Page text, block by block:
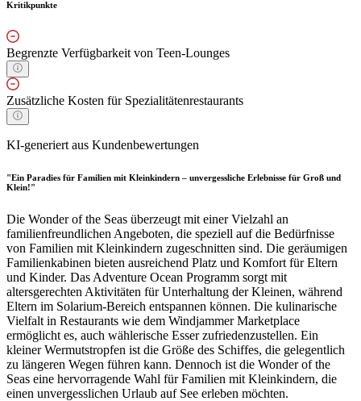
Kritikpunkte
Begrenzte Verfügbarkeit von Teen-Lounges
Zusätzliche Kosten für Spezialitätenrestaurants
KI-generiert aus Kundenbewertungen
"Ein Paradies für Familien mit Kleinkindern – unvergessliche Erlebnisse für Groß und
Klein!"
Die Wonder of the Seas überzeugt mit einer Vielzahl an
familienfreundlichen Angeboten, die speziell auf die Bedürfnisse
von Familien mit Kleinkindern zugeschnitten sind. Die geräumigen
Familienkabinen bieten ausreichend Platz und Komfort für Eltern
und Kinder. Das Adventure Ocean Programm sorgt mit
altersgerechten Aktivitäten für Unterhaltung der Kleinen, während
Eltern im Solarium-Bereich entspannen können. Die kulinarische
Vielfalt in Restaurants wie dem Windjammer Marketplace
ermöglicht es, auch wählerische Esser zufriedenzustellen. Ein
kleiner Wermutstropfen ist die Größe des Schiffes, die gelegentlich
zu längeren Wegen führen kann. Dennoch ist die Wonder of the
Seas eine hervorragende Wahl für Familien mit Kleinkindern, die
einen unvergesslichen Urlaub auf See erleben möchten.